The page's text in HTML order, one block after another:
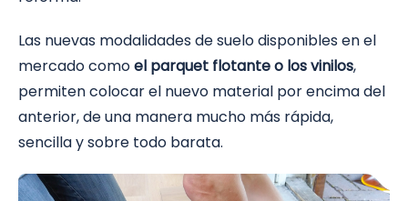
Las nuevas modalidades de suelo disponibles en el
mercado comoel parquet flotante o los vinilos,
permiten colocar el nuevo material por encima del
anterior, de una manera mucho más rápida,
sencilla y sobre todo barata.